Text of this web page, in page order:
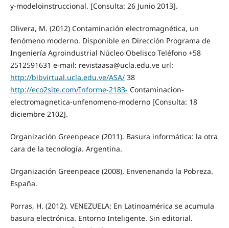
y-modeloinstruccional. [Consulta: 26 Junio 2013].
Olivera, M. (2012) Contaminación electromagnética, un
fenómeno moderno. Disponible en Dirección Programa de
Ingeniería Agroindustrial Núcleo Obelisco Teléfono +58
2512591631 e-mail: revistaasa@ucla.edu.ve url:
http://bibvirtual.ucla.edu.ve/ASA/38
http://eco2site.com/Informe-2183- Contaminacion-
electromagnetica-unfenomeno-moderno [Consulta: 18
diciembre 2102].
Organización Greenpeace (2011). Basura informática: la otra
cara de la tecnología. Argentina.
Organización Greenpeace (2008). Envenenando la Pobreza.
España.
Porras, H. (2012). VENEZUELA: En Latinoamérica se acumula
basura electrónica. Entorno Inteligente. Sin editorial.